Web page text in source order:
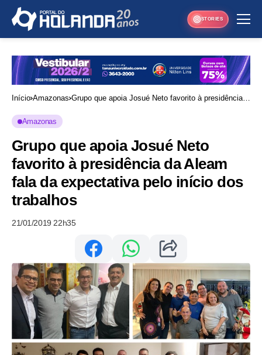
STORIES
Início Amazonas Grupo que apoia Josué Neto favorito à presidência
Amazonas
Grupo que apoia Josué Neto
favorito à presidência da Aleam
fala da expectativa pelo início dos
trabalhos
21/01/2019 22h35